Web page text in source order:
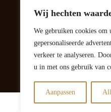
Wij hechten
We gebruiken cookies om
gepersonaliseerde
verkeer te analyseren.
u in met ons gebruik van
Aanpassen
Nagelpoelweg 82
Apeldoorn
+31 55 2032652
+31 55 2032652
info@luxurygold.nl